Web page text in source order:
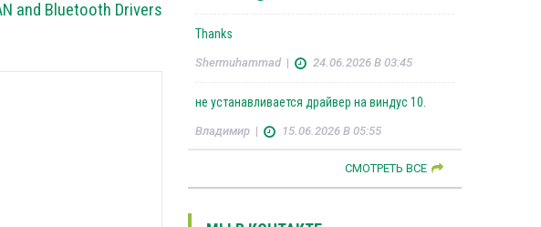
and Bluetooth Drivers
Thanks
Shermuhammad| 24.06.2026 В 03:45
не устанавливается драйвер на виндус 10.
Владимир| 15.06.2026 В 05:55
СМОТРЕТЬ ВСЕ